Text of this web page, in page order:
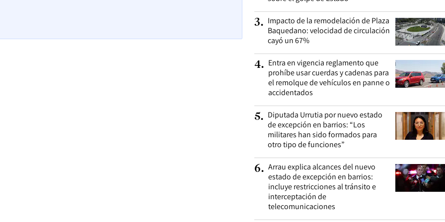
3. Impacto de la remodelación de Plaza
Baquedano: velocidad de circulación
cayó un 67%
4. Entra en vigencia reglamento que
prohíbe usar cuerdas y cadenas para
el remolque de vehículos en panne o
accidentados
5. Diputada Urrutia por nuevo estado
de excepción en barrios: “Los
militares han sido formados para
otro tipo de funciones”
6. Arrau explica alcances del nuevo
estado de excepción en barrios:
incluye restricciones al tránsito e
interceptación de
telecomunicaciones